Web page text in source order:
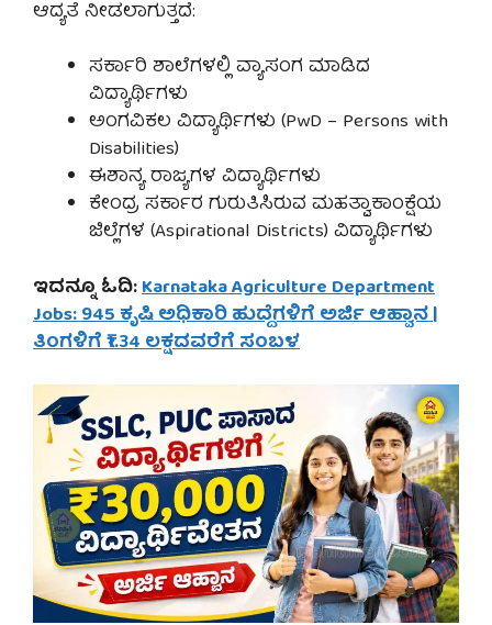
ಆದ್ಯತೆ ನೀಡಲಾಗುತ್ತದೆ:
ಸರ್ಕಾರಿ ಶಾಲೆಗಳಲ್ಲಿ ವ್ಯಾಸಂಗ ಮಾಡಿದ
ವಿದ್ಯಾರ್ಥಿಗಳು
ಅಂಗವಿಕಲ ವಿದ್ಯಾರ್ಥಿಗಳು (PwD – Persons with
Disabilities)
ಈಶಾನ್ಯ ರಾಜ್ಯಗಳ ವಿದ್ಯಾರ್ಥಿಗಳು
ಕೇಂದ್ರ ಸರ್ಕಾರ ಗುರುತಿಸಿರುವ ಮಹತ್ವಾಕಾಂಕ್ಷೆಯ
ಜಿಲ್ಲೆಗಳ (Aspirational Districts) ವಿದ್ಯಾರ್ಥಿಗಳು
ಇದನ್ನೂ ಓದಿ:Karnataka Agriculture Department
Jobs: 945 ಕೃಷಿ ಅಧಿಕಾರಿ ಹುದ್ದೆಗಳಿಗೆ ಅರ್ಜಿ ಆಹ್ವಾನ |
ತಿಂಗಳಿಗೆ ₹1.34 ಲಕ್ಷದವರೆಗೆ ಸಂಬಳ